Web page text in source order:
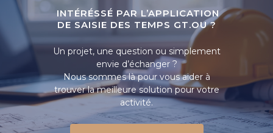
INTÉRÉSSÉ PAR L’APPLICATION
DE SAISIE DES TEMPS GT.OU ?
Un projet, une question ou simplement
envie d’échanger ?
Nous sommes là pour vous aider à
trouver la meilleure solution pour votre
activité.